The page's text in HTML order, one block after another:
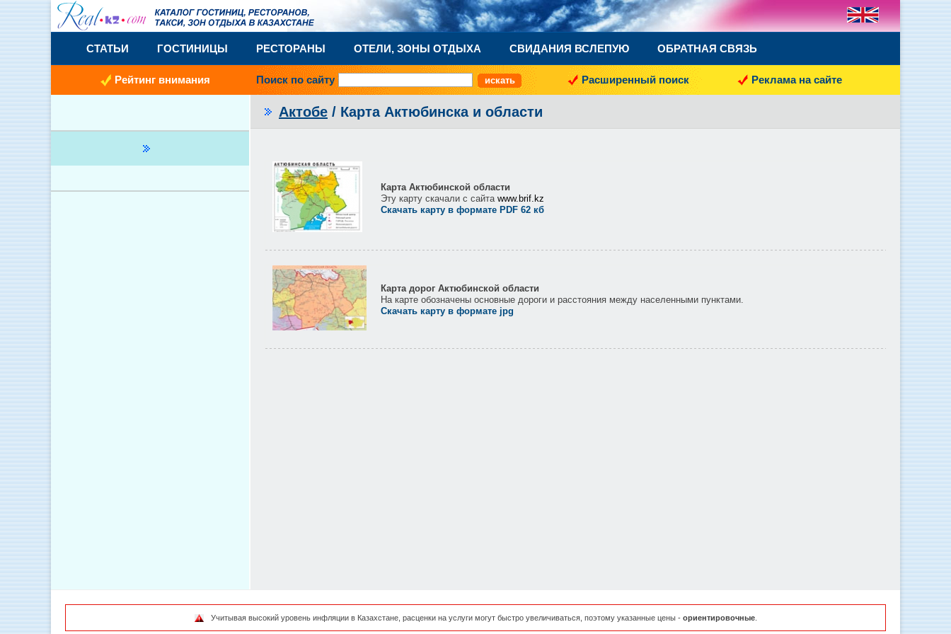
СТАТЬИ ГОСТИНИЦЫ РЕСТОРАНЫ ОТЕЛИ, ЗОНЫ ОТДЫХА СВИДАНИЯ ВСЛЕПУЮ ОБРАТНАЯ СВЯЗЬ
Рейтинг внимания Поиск по сайту Расширенный поиск Реклама на сайте
Актобе / Карта Актюбинска и области
Карта Актюбинской области
Эту карту скачали с сайта www.brif.kz
Скачать карту в формате PDF 62 кб
Карта дорог Актюбинской области
На карте обозначены основные дороги и расстояния между населенными пунктами.
Скачать карту в формате jpg
Учитывая высокий уровень инфляции в Казахстане, расценки на услуги могут быстро увеличиваться, поэтому указанные цены - ориентировочные.